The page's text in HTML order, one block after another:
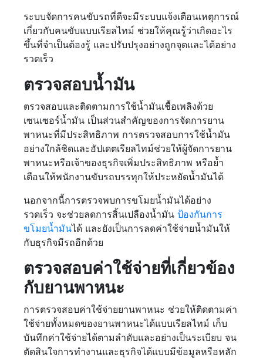
ระบบจัดการคนขับรถที่ดีจะมีระบบแจ้งเตือนเหตุการณ์
เกี่ยวกับคนขับแบบเรียลไทม์ ช่วยให้คุณรู้ว่าเกิดอะไร
ขึ้นที่จำเป็นต้องรู้ และปรับปรุงอย่างถูกจุดและได้อย่าง
รวดเร็ว
ตรวจสอบน้ำมัน
ตรวจสอบและติดตามการใช้น้ำมันเชื้อเพลิงด้วย
เซนเซอร์น้ำมัน เป็นส่วนสำคัญของการจัดการยาน
พาหนะที่มีประสิทธิภาพ การตรวจสอบการใช้น้ำมัน
อย่างใกล้ชิดและอัปเดตเรียลไทม์ช่วยให้ผู้จัดการยาน
พาหนะหรือเจ้าของธุรกิจเพิ่มประสิทธิภาพ หรือย้ำ
เตือนให้พนักงานขับรถบรรทุกให้ประหยัดน้ำมันได้
นอกจากนี้การตรวจพบการขโมยน้ำมันได้อย่าง
รวดเร็ว จะช่วยลดการสิ้นเปลืองน้ำมัน ป้องกันการ
ขโมยน้ำมันได้ และยังเป็นการลดค่าใช้จ่ายน้ำมันให้
กับธุรกิจมีรถอีกด้วย
ตรวจสอบค่าใช้จ่ายที่เกี่ยวข้อง
กับยานพาหนะ
การตรวจสอบค่าใช้จ่ายยานพาหนะ ช่วยให้ติดตามค่า
ใช้จ่ายทั้งหมดของยานพาหนะได้แบบเรียลไทม์ เก็บ
บันทึกค่าใช้จ่ายได้ตามลำดับและอย่างเป็นระเบียบ จน
ตัดสินใจการทำงานและธุรกิจได้แบบมีข้อมูลหรือหลัก